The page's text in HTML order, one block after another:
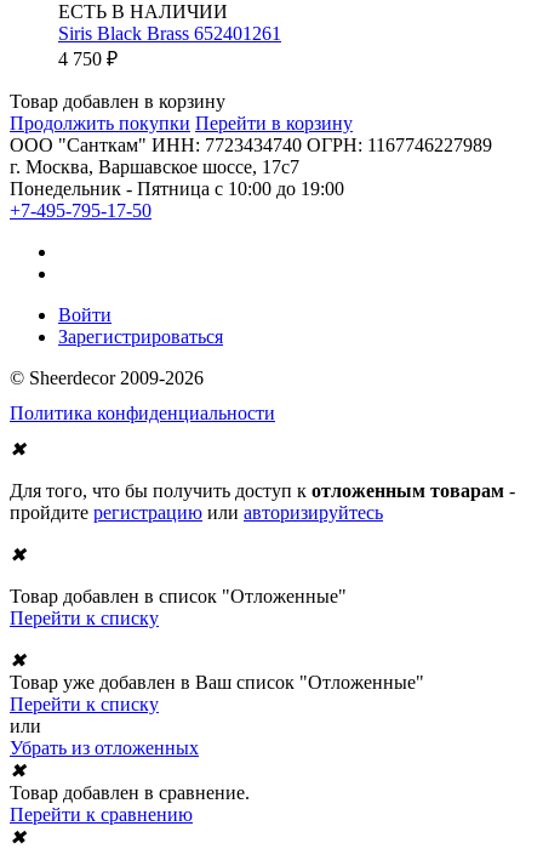
ЕСТЬ В НАЛИЧИИ
Siris Black Brass 652401261
4 750 ₽
Товар добавлен в корзину
Продолжить покупки Перейти в корзину
ООО "Санткам" ИНН: 7723434740 ОГРН: 1167746227989
г. Москва, Варшавское шоссе, 17с7
Понедельник - Пятница с 10:00 до 19:00
+7-495-795-17-50
Войти
Зарегистрироваться
© Sheerdecor 2009-2026
Политика конфиденциальности
✖
Для того, что бы получить доступ к отложенным товарам -
пройдите регистрацию или авторизируйтесь
✖
Товар добавлен в список "Отложенные"
Перейти к списку
✖
Товар уже добавлен в Ваш список "Отложенные"
Перейти к списку
или
Убрать из отложенных
✖
Товар добавлен в сравнение.
Перейти к сравнению
✖